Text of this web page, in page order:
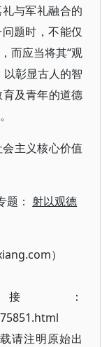
与军礼融合的
题时，不能仅
而应当将其“观
彰显古人的智
及青年的道德
会主义核心价值
： 射以观德
）
：
请注明原始出